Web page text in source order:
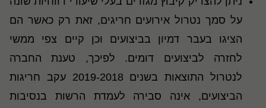
על סמך נטרול אירועים חריגים, זאת רק כאשר הם
הציגו בעבר דמיון בביצועים וכן קיים צפי ממשי
לחזרה לביצועים דומים. לפיכך, טענת החברה
לנטרול התוצאות בשנים 2019-2018 עקב חריגות
הביצועים, אינה סבירה לעמדת הרשות בנסיבות